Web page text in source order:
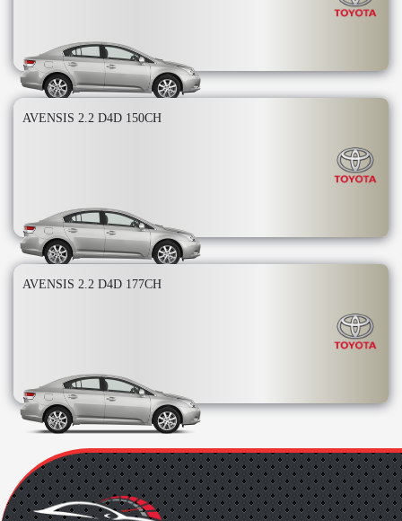
AVENSIS 2.2 D4D 150CH
AVENSIS 2.2 D4D 177CH